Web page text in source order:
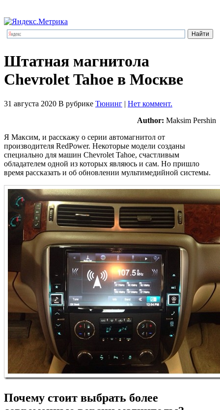
Штатная магнитола
Chevrolet Tahoe в Москве
31 августа 2020 В рубрике Тюнинг | Нет коммент.
Author: Maksim Pershin
Я Максим, и расскажу о серии автомагнитол от
производителя RedPower. Некоторые модели созданы
специально для машин Chevrolet Tahoe, счастливым
обладателем одной из которых являюсь и сам. Но пришло
время рассказать и об обновлении мультимедийной системы.
Почему стоит выбрать более